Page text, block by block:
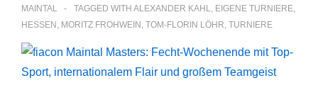
MAINTAL
TAGGED WITH ALEXANDER KAHL, EIGENE TURNIERE,
HESSEN , MORITZ FROHWEIN , TOM-FLORIN LÖHR, TURNIERE